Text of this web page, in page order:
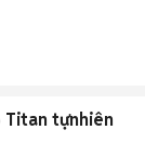
Titan tựnhiên